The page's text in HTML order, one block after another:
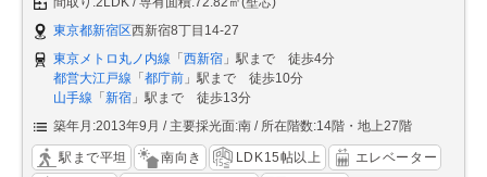
東京都新宿区西新宿8丁目14-27
東京メトロ丸ノ内線 「 西新宿 」駅まで 徒歩4分
都営大江戸線 「 都庁前 」駅まで 徒歩10分
山手線 「 新宿 」駅まで 徒歩13分
築年月:2013年9月
主要採光面:南 所在階数:14階・地上27階
駅まで平坦 南向き LDK15帖以上
エレベーター